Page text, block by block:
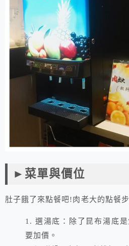
►菜單與價位
肚子餓了來點餐吧!肉老大的點餐
1. 選湯底：除了昆布湯底
要加價。